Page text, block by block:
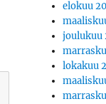
elokuu
joulukuu
lokakuu